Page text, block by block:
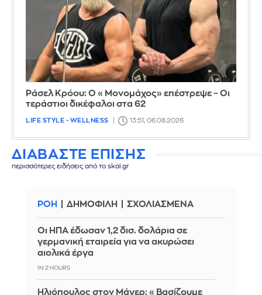
Ράσελ Κρόου: Ο «Μονομάχος» επέστρεψε – Οι
τεράστιοι δικέφαλοι στα 62
LIFE STYLE - WELLNESS 13:51, 06.08.2026
ΔΙΑΒΑΣΤΕ ΕΠΙΣΗΣ
περισσότερες ειδήσεις από το skai.gr
ΡΟΗ ΔΗΜΟΦΙΛΗ ΣΧΟΛΙΑΣΜΕΝΑ
Οι ΗΠΑ έδωσαν 1,2 δισ. δολάρια σε
γερμανική εταιρεία για να ακυρώσει
αιολικά έργα
IN 2 HOURS
Ηλιόπουλος στον Μάγερ: «Βασίζουμε